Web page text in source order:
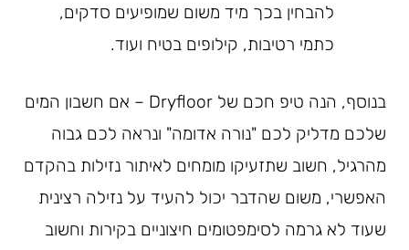
להבחין בכך מיד משום שמופיעים סדקים,
כתמי רטיבות, קילופים בטיח ועוד.
בנוסף, הנה טיפ חכם של Dryfloor – אם חשבון המים
שלכם מדליק לכם "נורה אדומה" ונראה לכם גבוה
מהרגיל, חשוב שתזעיקו מומחים לאיתור נזילות בהקדם
האפשרי, משום שהדבר יכול להעיד על נזילה רצינית
שעוד לא גרמה לסימפטומים חיצוניים בקירות וחשוב